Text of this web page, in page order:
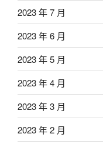
2023 年 7 月
2023 年 6 月
2023 年 5 月
2023 年 4 月
2023 年 3 月
2023 年 2 月